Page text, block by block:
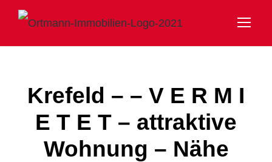
Krefeld – – V E R M I
E T E T – attraktive
Wohnung – Nähe